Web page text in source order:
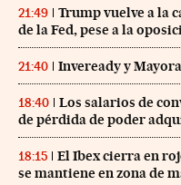
21:49
Trump vuelve a la
de la Fed, pese a la
21:40 Inveready y
18:40
Los salarios de
de pérdida de poder
18:15
El Ibex cierra en
se mantiene en zona de